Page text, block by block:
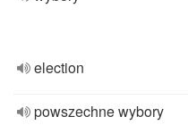
election
powszechne wybory